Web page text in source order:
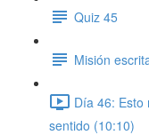
Quiz 45
Misión
Día 46: Esto
sentido (10:10)